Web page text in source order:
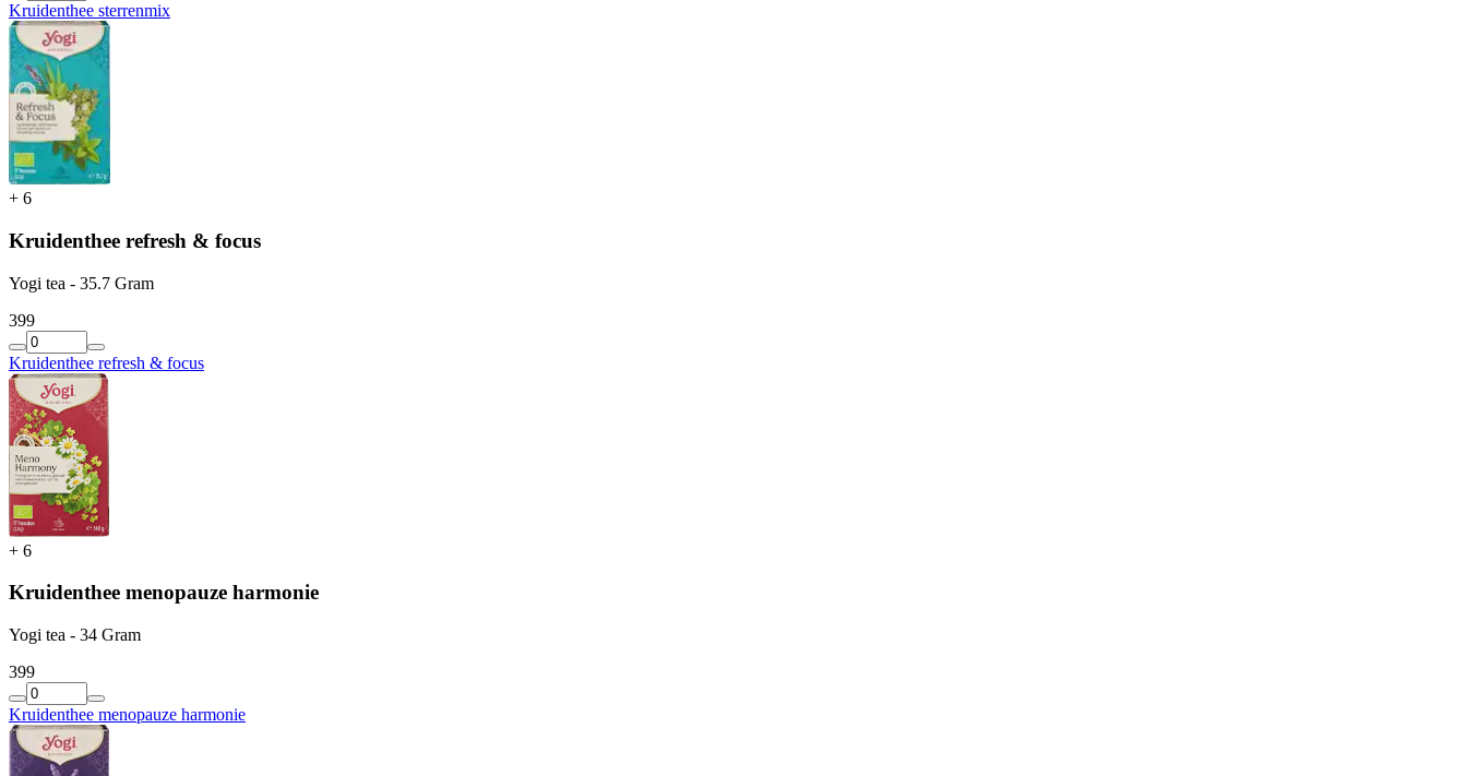
Kruidenthee sterrenmix
+ 6
Kruidenthee refresh & focus
Yogi tea - 35.7 Gram
399
Kruidenthee refresh & focus
+ 6
Kruidenthee menopauze harmonie
Yogi tea - 34 Gram
399
Kruidenthee menopauze harmonie